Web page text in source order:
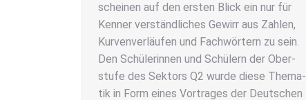
schei­nen auf den ers­ten Blick ein nur für
Ken­ner ver­ständ­li­ches Gewirr aus Zah­len,
Kur­ven­ver­läu­fen und Fach­wör­tern zu sein.
Den Schü­le­rin­nen und Schü­lern der Ober­
stu­fe des Sek­tors Q2 wur­de die­se The­ma­
tik in Form eines Vor­tra­ges der Deut­schen